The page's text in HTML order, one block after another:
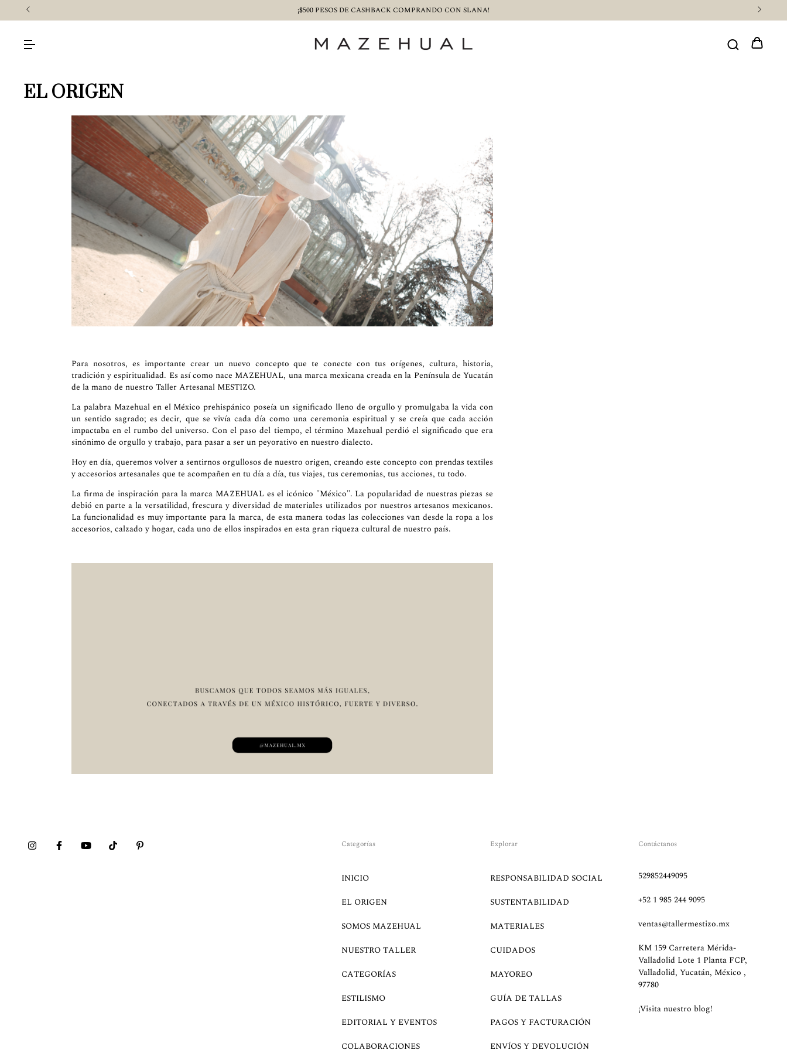
¡$500 PESOS DE CASHBACK COMPRANDO CON SLANA!
EL ORIGEN
Para nosotros, es importante crear un nuevo concepto que te conecte con tus orígenes, cultura, historia,
tradición y espiritualidad. Es así como nace MAZEHUAL, una marca mexicana creada en la Península de Yucatán
de la mano de nuestro Taller Artesanal MESTIZO.
La palabra Mazehual en el México prehispánico poseía un significado lleno de orgullo y promulgaba la vida con
un sentido sagrado; es decir, que se vivía cada día como una ceremonia espiritual y se creía que cada acción
impactaba en el rumbo del universo. Con el paso del tiempo, el término Mazehual perdió el significado que era
sinónimo de orgullo y trabajo, para pasar a ser un peyorativo en nuestro dialecto.
Hoy en día, queremos volver a sentirnos orgullosos de nuestro origen, creando este concepto con prendas textiles
y accesorios artesanales que te acompañen en tu día a día, tus viajes, tus ceremonias, tus acciones, tu todo.
La firma de inspiración para la marca MAZEHUAL es el icónico "México". La popularidad de nuestras piezas se
debió en parte a la versatilidad, frescura y diversidad de materiales utilizados por nuestros artesanos mexicanos.
La funcionalidad es muy importante para la marca, de esta manera todas las colecciones van desde la ropa a los
accesorios, calzado y hogar, cada uno de ellos inspirados en esta gran riqueza cultural de nuestro país.
Categorías
INICIO
EL ORIGEN
SOMOS MAZEHUAL
NUESTRO TALLER
CATEGORÍAS
ESTILISMO
EDITORIAL Y EVENTOS
COLABORACIONES
Explorar
RESPONSABILIDAD SOCIAL
SUSTENTABILIDAD
MATERIALES
CUIDADOS
MAYOREO
GUÍA DE TALLAS
PAGOS Y FACTURACIÓN
ENVÍOS Y DEVOLUCIÓN
Contáctanos
529852449095
+52 1 985 244 9095
ventas@tallermestizo.mx
KM 159 Carretera Mérida-
Valladolid Lote 1 Planta FCP,
Valladolid, Yucatán, México ,
97780
¡Visita nuestro blog!